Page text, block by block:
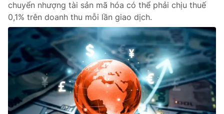
chuyển nhượng tài sản mã hóa có thể phải chịu thuế
0,1% trên doanh thu mỗi lần giao dịch.